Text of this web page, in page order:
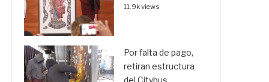
11.9k views
Por falta de pago,
retiran estructura
del Citybus